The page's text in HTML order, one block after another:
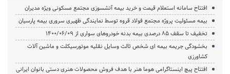
افتتاح سامانه استعلام قیمت و خرید بیمه آتشسوزی مجتمع مسکونی ویژه مدیران
بیمه مسئولیت پروژه مجتمع فولاد قروه توسط نمایندگی ظهیری سروری بیمه پارسیان
تخفیف‌ تا سقف 85 درصدی بیمه بدنه خودروهای سواری از 1400/06/09
بخشودگی جریمه بیمه ای شخص ثالث وسایل نقلیه موتورسیکلت و ماشین آلات
کشاورزی
افتتاح پیچ اینستاگرامی هوما هنر با هدف فروش محصولات هنری دستی بانوان ایرانی